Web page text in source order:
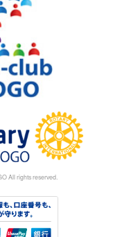
All rights reserved.